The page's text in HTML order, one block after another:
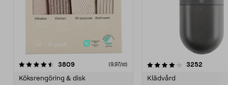
3809recensioner (9,97/st)
Köksrengöring & disk
4.0av 5 stjärnor 3252
Klädvård
4.5av 5 stjärnor